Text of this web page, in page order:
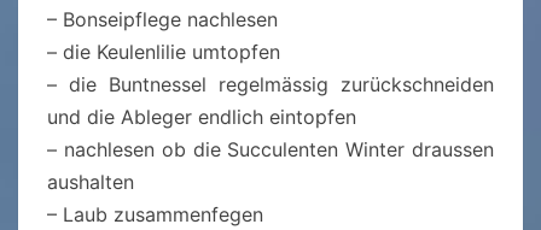
– Bonseipflege nachlesen
– die Keulenlilie umtopfen
– die Buntnessel regelmässig zurückschneiden
und die Ableger endlich eintopfen
– nachlesen ob die Succulenten Winter draussen
aushalten
– Laub zusammenfegen